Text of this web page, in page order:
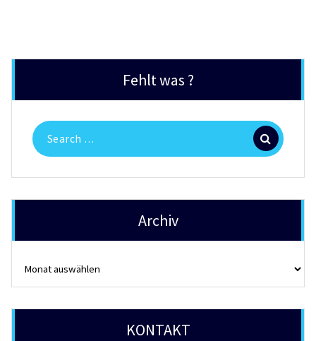
Fehlt was ?
Search
for:
Archiv
KONTAKT